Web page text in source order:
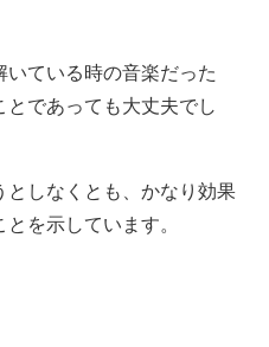
いている時の音楽だった
とであっても大丈夫でし
としなくとも、かなり効果
を示しています。